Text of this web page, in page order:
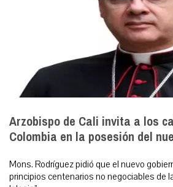
Arzobispo de Cali invita a los
Colombia en la posesión del
Mons. Rodríguez pidió que el nuevo
principios centenarios no negociables de